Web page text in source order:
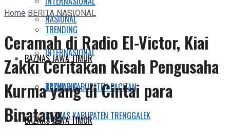
TRENDING
BAZNAS JAWA TIMUR
BAZNAS KABUPATEN PACITAN
BAZNAS KABUPATEN TRENGGALEK
NASIONAL
INTERNASIONAL
TRENDING
BAZNAS JAWA TIMUR
HomeBERITANASIONAL
Ceramah di Radio El-Victor, Kiai
Zakki Ceritakan Kisah Pengusaha
Kurma yang di Cintai para
Binatang